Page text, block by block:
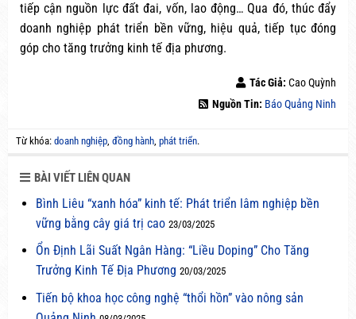
tiếp cận nguồn lực đất đai, vốn, lao động… Qua đó, thúc đẩy
doanh nghiệp phát triển bền vững, hiệu quả, tiếp tục đóng
góp cho tăng trưởng kinh tế địa phương.
Tác Giả: Cao Quỳnh
Nguồn Tin: Báo Quảng Ninh
Từ khóa: doanh nghiệp, đồng hành, phát triển.
BÀI VIẾT LIÊN QUAN
Bình Liêu “xanh hóa” kinh tế: Phát triển lâm nghiệp bền
vững bằng cây giá trị cao 23/03/2025
Ổn Định Lãi Suất Ngân Hàng: “Liều Doping” Cho Tăng
Trưởng Kinh Tế Địa Phương 20/03/2025
Tiến bộ khoa học công nghệ “thổi hồn” vào nông sản